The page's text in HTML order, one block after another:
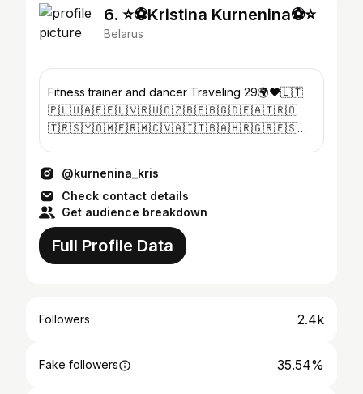
6. ⭐️⚽️Kristina Kurnenina⚽️⭐️
Belarus
Fitness trainer and dancer Traveling 29🌍❤️🇱🇹
🇵🇱🇺🇦🇪🇪🇱🇻🇷🇺🇨🇿🇧🇪🇧🇬🇩🇪🇦🇹🇷🇴
🇹🇷🇸🇾🇴🇲🇫🇷🇲🇨🇻🇦🇮🇹🇧🇦🇭🇷🇬🇷🇪🇸
@kurnenina_kris
Check contact details
Get audience breakdown
Full Profile Data
Followers 2.4k
Fake followers 35.54%